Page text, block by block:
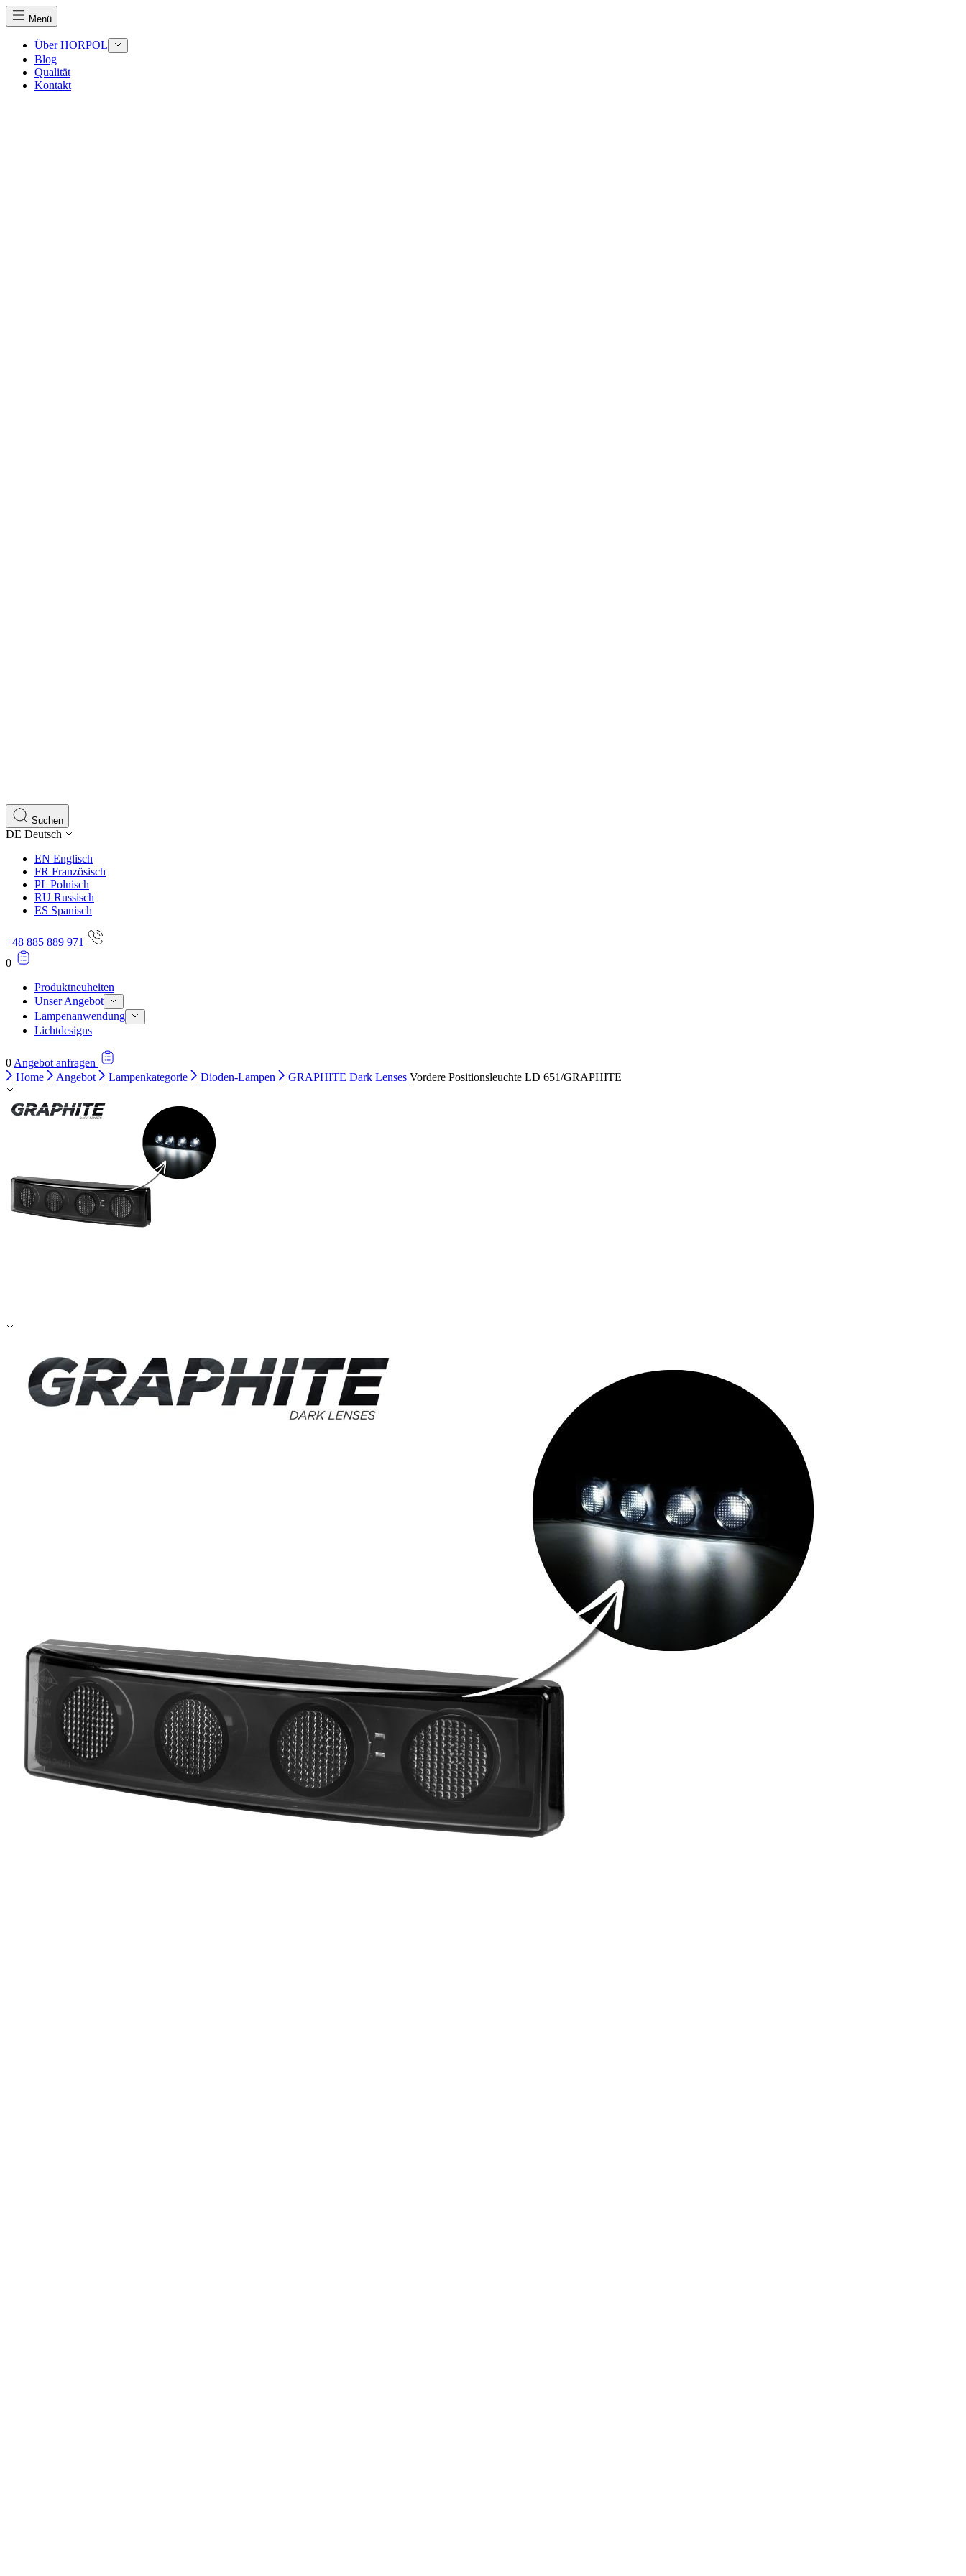
Menü
Über HORPOL
Blog
Qualität
Kontakt
Suchen
DE Deutsch
EN Englisch
FR Französisch
PL Polnisch
RU Russisch
ES Spanisch
+48 885 889 971
0
Produktneuheiten
Unser Angebot
Lampenanwendung
Lichtdesigns
0Angebot anfragen
Home
Angebot Lampenkategorie Dioden-Lampen GRAPHITE Dark Lenses Vordere Positionsleuchte LD 651/GRAPHITE
Wir verwenden Cookies, um Inhalte und Anzeigen zu personalisieren, um Funktionen für soziale Medien anbieten zu können und um unseren
Traffic zu analysieren. Außerdem geben wir Informationen über Ihre Verwendung unserer Website an unsere Partner für soziale Medien,
Werbung und Analysen weiter. Diese Partner können diese Informationen mit weiteren Daten zusammenführen, die Sie ihnen bereitgestellt
Notwendige Cookies sind erforderlich, um die grundlegenden Funktionen dieser Website zu ermöglichen, wie zum Beispiel das Bereitstellen
eines sicheren Log-ins oder das Anpassen Ihrer Zustimmungseinstellungen. Diese Cookies speichern keine personenbezogenen Daten.
Präferenz-Cookies ermöglichen es einer Website, Informationen zu speichern, die die Art und Weise ändern, wie die Website aussieht oder
funktioniert, wie zum Beispiel Ihre bevorzugte Sprache oder die Region, in der Sie sich befinden.
Statistik-Cookies helfen Website-Betreibern zu verstehen, wie sich verschiedene Benutzer auf der Website verhalten, indem sie anonyme
Informationen sammeln und melden.
Marketing
Marketing-Cookies werden verwendet, um Benutzer über Websites hinweg zu verfolgen. Das Ziel ist es, Anzeigen anzuzeigen, die für den
einzelnen Benutzer relevant und ansprechend sind und somit wertvoller für Herausgeber und Werbetreibende Dritter sind.
Nicht kategorisiert.
Andere nicht kategorisierte Cookies sind solche, die analysiert werden und noch keiner Kategorie zugeordnet wurden.